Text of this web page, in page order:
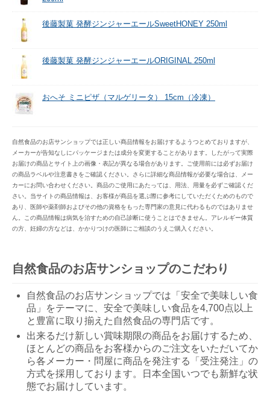
後藤製菓 発酵ジンジャーエールSweetHONEY 250ml
後藤製菓 発酵ジンジャーエールORIGINAL 250ml
おへそ ミニピザ（マルゲリータ） 15cm（冷凍）
自然食品のお店サンショップでは正しい商品情報をお届けするようつとめておりますが、
メーカーが告知なしにパッケージまたは成分を変更することがあります。したがって実際
お届けの商品とサイト上の画像・表記が異なる場合があります。ご使用前には必ずお届け
の商品ラベルや注意書きをご確認ください。さらに詳細な商品情報が必要な場合は、メー
カーにお問い合わせください。商品のご使用にあたっては、用法、用量を必ずご確認くだ
さい。当サイトの商品情報は、お客様が商品を選ぶ際に参考にしていただくためのもので
あり、医師や薬剤師およびその他の資格をもった専門家の意見に代わるものではありませ
ん。この商品情報は病気を治すための自己診断に使うことはできません。アレルギー体質
の方、妊婦の方などは、かかりつけの医師にご相談のうえご購入ください。
自然食品のお店サンショップのこだわり
自然食品のお店サンショップでは「安全で美味しい食
品」をテーマに、安全で美味しい食品を4,700点以上
と豊富に取り揃えた自然食品の専門店です。
出来るだけ新しい賞味期限の商品をお届けするため、
ほとんどの商品をお客様からのご注文をいただいてか
ら各メーカー・問屋に商品を発注する「受注発注」の
方式を採用しております。日本全国いつでも新鮮な状
態でお届けしています。